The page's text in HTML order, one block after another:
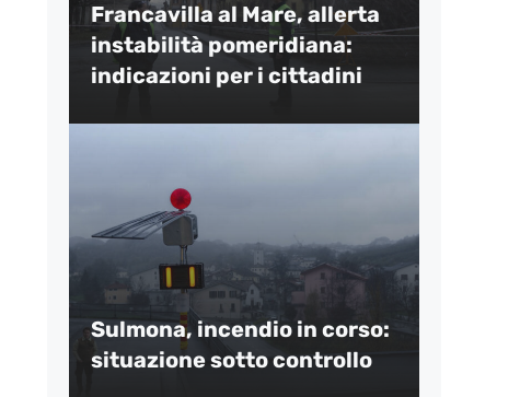
Francavilla al Mare, allerta
instabilità pomeridiana:
indicazioni per i cittadini
Sulmona, incendio in corso:
situazione sotto controllo